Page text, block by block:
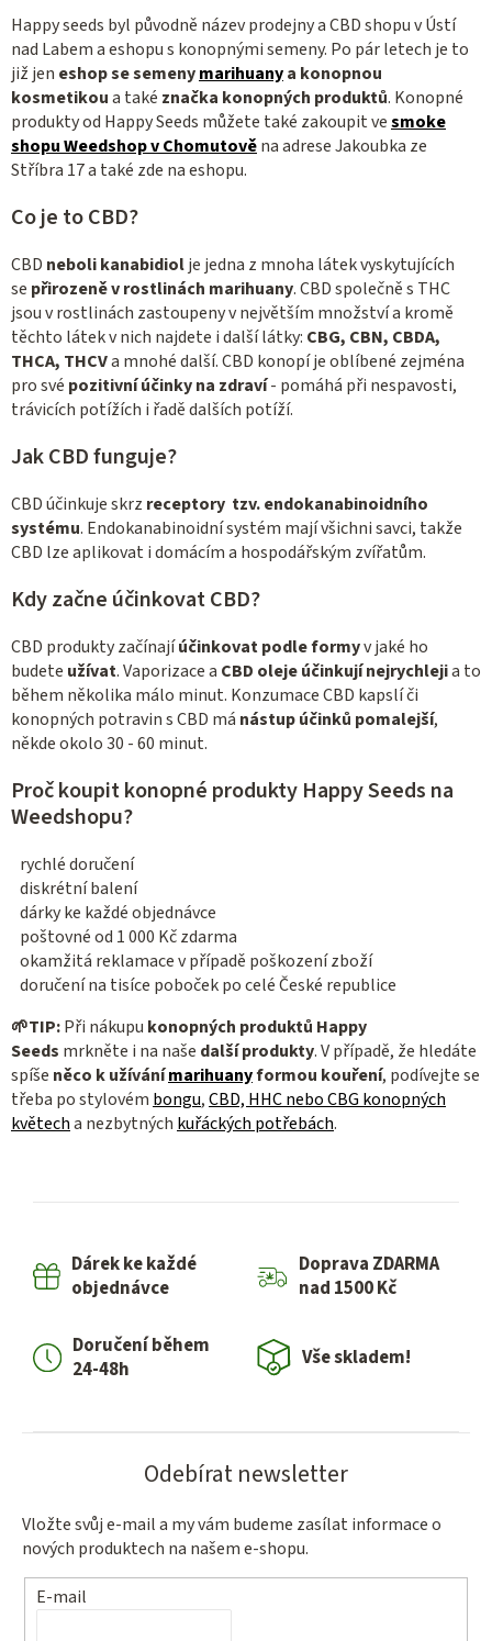
a
c
í
p
r
v
k
ý
p
i
s
u
Happy seeds byl původně název prodejny a CBD shopu v Ústí
nad Labem a eshopu s konopnými semeny. Po pár letech je to
již jen eshop sesemenymarihuanya konopnou
kosmetikoua také značka konopných produktů. Konopné
produkty od Happy Seeds můžete také zakoupit vesmoke
shopu Weedshop v Chomutověna adrese Jakoubka ze
Stříbra 17 a také zde na eshopu.
Co je to CBD?
CBD neboli kanabidiolje jedna z mnoha látek vyskytujících
se přirozeně v rostlinách marihuany. CBD společně s THC
jsou v rostlinách zastoupeny v největším množství a kromě
těchto látek v nich najdete i další látky: CBG, CBN, CBDA,
THCA, THCVa mnohé další. CBD konopí je oblíbené zejména
pro své pozitivní účinky na zdraví- pomáhá při nespavosti,
trávicích potížích i řadě dalších potíží.
Jak CBD funguje?
CBD účinkuje skrz receptory tzv. endokanabinoidního
systému. Endokanabinoidní systém mají všichni savci, takže
CBD lze aplikovat i domácím a hospodářským zvířatům.
Kdy začne účinkovat CBD?
CBD produkty začínajíúčinkovat podle formyv jaké ho
budete užívat. Vaporizace a CBD oleje účinkují nejrychlejia to
během několika málo minut. Konzumace CBD kapslí či
konopných potravin s CBD má nástup účinků pomalejší,
někde okolo 30 - 60 minut.
Proč koupit konopné produkty Happy Seeds na
Weedshopu?
rychlé doručení
diskrétní balení
dárky ke každé objednávce
poštovné od 1 000 Kč zdarma
okamžitá reklamace v případě poškození zboží
doručení na tisíce poboček po celé České republice
🌱TIP:Při nákupu konopných produktů Happy
Seeds mrkněte i na naše další produkty.V případě, že hledáte
spíše něco k užívánímarihuanyformou kouření, podívejte se
třeba po stylovém bongu,CBD, HHC nebo CBG konopných
květecha nezbytných kuřáckých potřebách.
Dárek ke každé
objednávce
Doprava ZDARMA
nad 1500 Kč
Doručení během
24-48h
Vše skladem!
Odebírat newsletter
Vložte svůj e-mail a my vám budeme zasílat informace o
nových produktech na našem e-shopu.
E-mail